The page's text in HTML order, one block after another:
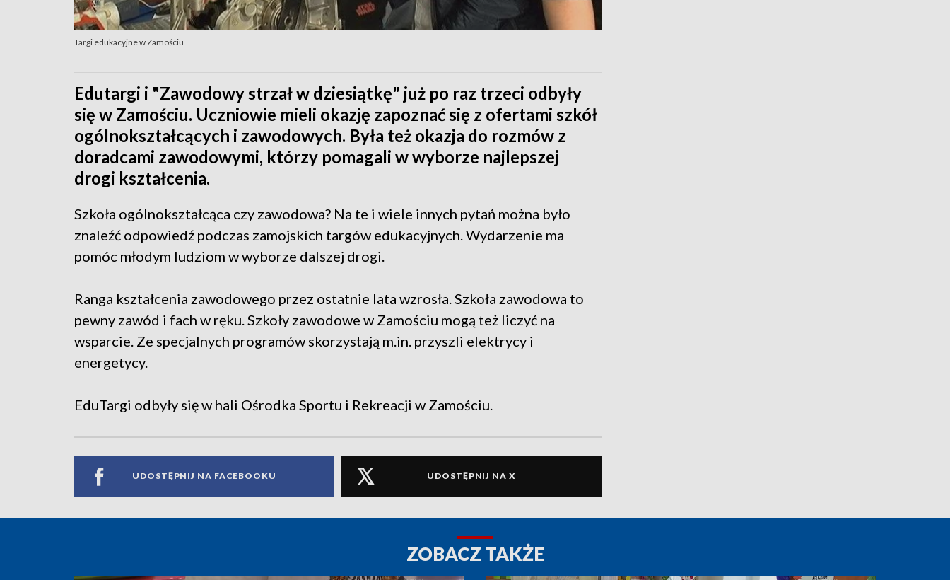
Targi edukacyjne w Zamościu
Edutargi i "Zawodowy strzał w dziesiątkę" już po raz trzeci odbyły
się w Zamościu. Uczniowie mieli okazję zapoznać się z ofertami szkół
ogólnokształcących i zawodowych. Była też okazja do rozmów z
doradcami zawodowymi, którzy pomagali w wyborze najlepszej
drogi kształcenia.
Szkoła ogólnokształcąca czy zawodowa? Na te i wiele innych pytań można było
znaleźć odpowiedź podczas zamojskich targów edukacyjnych. Wydarzenie ma
pomóc młodym ludziom w wyborze dalszej drogi.
Ranga kształcenia zawodowego przez ostatnie lata wzrosła. Szkoła zawodowa to
pewny zawód i fach w ręku. Szkoły zawodowe w Zamościu mogą też liczyć na
wsparcie. Ze specjalnych programów skorzystają m.in. przyszli elektrycy i
energetycy.
EduTargi odbyły się w hali Ośrodka Sportu i Rekreacji w Zamościu.
UDOSTĘPNIJ NA FACEBOOKU UDOSTĘPNIJ NA X
ZOBACZ TAKŻE